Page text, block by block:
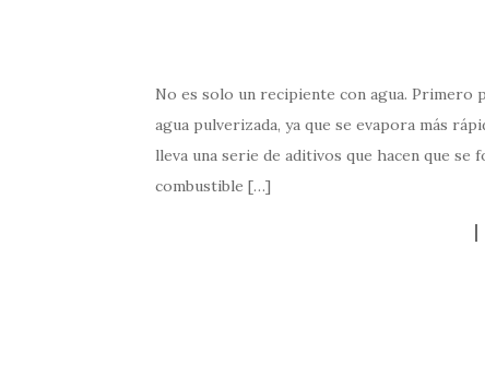
No es solo un recipiente con agua. Primero
agua pulverizada, ya que se evapora más
lleva una serie de aditivos que hacen que
combustible […]